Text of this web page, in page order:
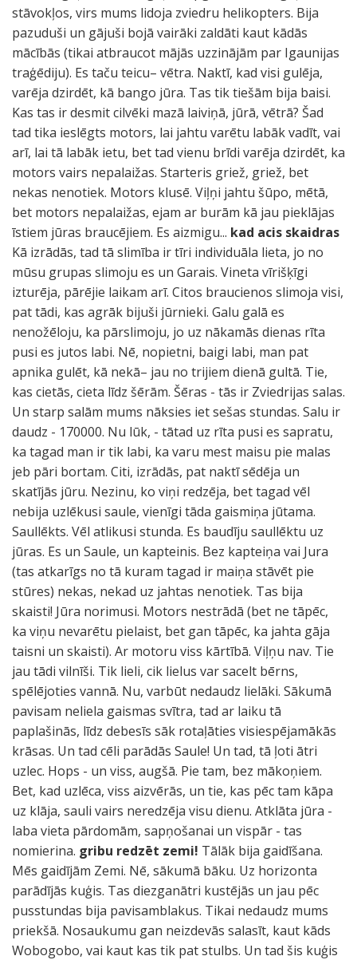
stāvokļos, virs mums lidoja zviedru helikopters. Bija
pazuduši un gājuši bojā vairāki zaldāti kaut kādās
mācībās (tikai atbraucot mājās uzzinājām par Igaunijas
traģēdiju). Es taču teicu– vētra. Naktī, kad visi gulēja,
varēja dzirdēt, kā bango jūra. Tas tik tiešām bija baisi.
Kas tas ir desmit cilvēki mazā laiviņā, jūrā, vētrā? Šad
tad tika ieslēgts motors, lai jahtu varētu labāk vadīt, vai
arī, lai tā labāk ietu, bet tad vienu brīdi varēja dzirdēt, ka
motors vairs nepalaižas. Starteris griež, griež, bet
nekas nenotiek. Motors klusē. Viļņi jahtu šūpo, mētā,
bet motors nepalaižas, ejam ar burām kā jau pieklājas
īstiem jūras braucējiem. Es aizmigu... kad acis skaidras
Kā izrādās, tad tā slimība ir tīri individuāla lieta, jo no
mūsu grupas slimoju es un Garais. Vineta vīrišķīgi
izturēja, pārējie laikam arī. Citos braucienos slimoja visi,
pat tādi, kas agrāk bijuši jūrnieki. Galu galā es
nenožēloju, ka pārslimoju, jo uz nākamās dienas rīta
pusi es jutos labi. Nē, nopietni, baigi labi, man pat
apnika gulēt, kā nekā– jau no trijiem dienā gultā. Tie,
kas cietās, cieta līdz šērām. Šēras - tās ir Zviedrijas salas.
Un starp salām mums nāksies iet sešas stundas. Salu ir
daudz - 170000. Nu lūk, - tātad uz rīta pusi es sapratu,
ka tagad man ir tik labi, ka varu mest maisu pie malas
jeb pāri bortam. Citi, izrādās, pat naktī sēdēja un
skatījās jūru. Nezinu, ko viņi redzēja, bet tagad vēl
nebija uzlēkusi saule, vienīgi tāda gaismiņa jūtama.
Saullēkts. Vēl atlikusi stunda. Es baudīju saullēktu uz
jūras. Es un Saule, un kapteinis. Bez kapteiņa vai Jura
(tas atkarīgs no tā kuram tagad ir maiņa stāvēt pie
stūres) nekas, nekad uz jahtas nenotiek. Tas bija
skaisti! Jūra norimusi. Motors nestrādā (bet ne tāpēc,
ka viņu nevarētu pielaist, bet gan tāpēc, ka jahta gāja
taisni un skaisti). Ar motoru viss kārtībā. Viļņu nav. Tie
jau tādi vilnīši. Tik lieli, cik lielus var sacelt bērns,
spēlējoties vannā. Nu, varbūt nedaudz lielāki. Sākumā
pavisam neliela gaismas svītra, tad ar laiku tā
paplašinās, līdz debesīs sāk rotaļāties visiespējamākās
krāsas. Un tad cēli parādās Saule! Un tad, tā ļoti ātri
uzlec. Hops - un viss, augšā. Pie tam, bez mākoņiem.
Bet, kad uzlēca, viss aizvērās, un tie, kas pēc tam kāpa
uz klāja, sauli vairs neredzēja visu dienu. Atklāta jūra -
laba vieta pārdomām, sapņošanai un vispār - tas
nomierina. gribu redzēt zemi! Tālāk bija gaidīšana.
Mēs gaidījām Zemi. Nē, sākumā bāku. Uz horizonta
parādījās kuģis. Tas diezganātri kustējās un jau pēc
pusstundas bija pavisamblakus. Tikai nedaudz mums
priekšā. Nosaukumu gan neizdevās salasīt, kaut kāds
Wobogobo, vai kaut kas tik pat stulbs. Un tad šis kuģis